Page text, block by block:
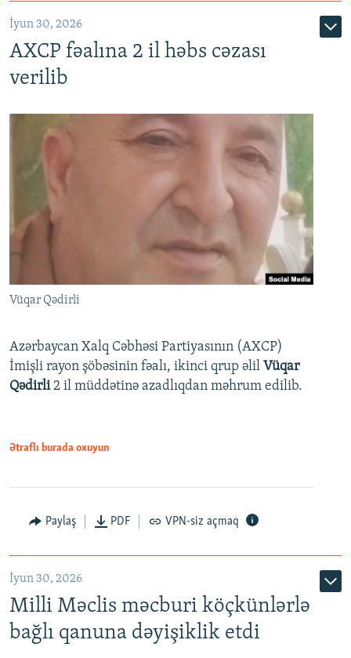
İyun 30, 2026
AXCP fəalına 2 il həbs cəzası
verilib
Vüqar Qədirli
Azərbaycan Xalq Cəbhəsi Partiyasının (AXCP)
İmişli rayon şöbəsinin fəalı, ikinci qrup əlil Vüqar
Qədirli2 il müddətinə azadlıqdan məhrum edilib.
Ətraflı burada oxuyun
Paylaş PDF VPN-siz açmaq
İyun 30, 2026
Milli Məclis məcburi köçkünlərlə
bağlı qanuna dəyişiklik etdi